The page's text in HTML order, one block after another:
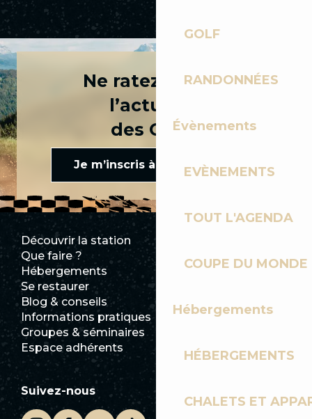
GOLF
RANDONNÉES
Évènements
EVÈNEMENTS
TOUT L'AGENDA
COUPE DU
Hébergements
HÉBERGEMENTS
CHALETS ET
Ne ratez rien de
l’actualité
des Gets !
Je m’inscris à la newsletter
Découvrir la station
Que faire ?
Hébergements
Se restaurer
Blog & conseils
Informations pratiques
Groupes & séminaires
Espace adhérents
Club Les Gets
Documentation
Ecotourisme
Mairie
Les Gets Tourisme
Suivez-nous